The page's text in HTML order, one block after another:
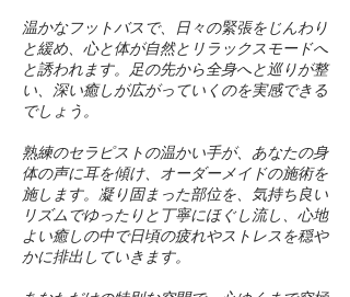
温かなフットバスで、日々の緊張をじんわり
と緩め、心と体が自然とリラックスモードへ
と誘われます。足の先から全身へと巡りが整
い、深い癒しが広がっていくのを実感できる
でしょう。
熟練のセラピストの温かい手が、あなたの身
体の声に耳を傾け、オーダーメイドの施術を
施します。凝り固まった部位を、気持ち良い
リズムでゆったりと丁寧にほぐし流し、心地
よい癒しの中で日頃の疲れやストレスを穏や
かに排出していきます。